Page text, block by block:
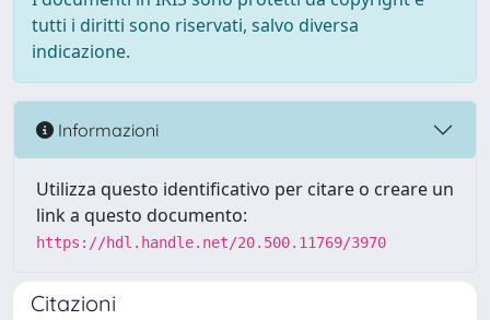
tutti i diritti sono riservati, salvo diversa
indicazione.
Informazioni
Utilizza questo identificativo per citare o creare un
link a questo documento:
https://hdl.handle.net/20.500.11769/3970
Citazioni